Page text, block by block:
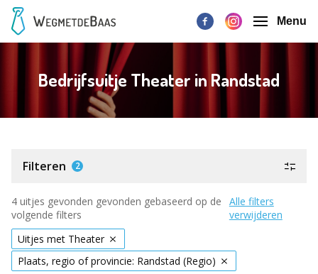
Menu
Bedrijfsuitje Theater in Randstad
Filteren 2
4 uitjes gevonden gevonden gebaseerd op de
volgende filters
Alle filters
verwijderen
Uitjes met Theater
Plaats, regio of provincie: Randstad (Regio)